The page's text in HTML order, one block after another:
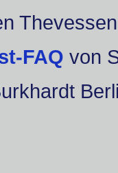
Thevessen
FAQ von